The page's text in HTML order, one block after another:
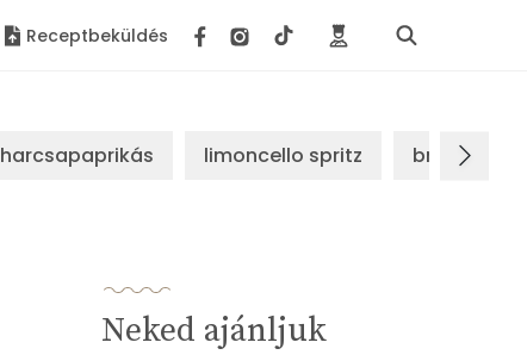
Receptbeküldés
harcsapaprikás limoncello spritz brassói
Neked ajánljuk